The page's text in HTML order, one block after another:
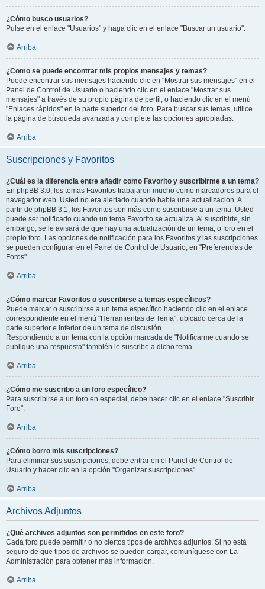
¿Cómo busco usuarios?
Pulse en el enlace "Usuarios" y haga clic en el enlace "Buscar un usuario".
Arriba
¿Como se puede encontrar mis propios mensajes y temas?
Puede encontrar sus mensajes haciendo clic en "Mostrar sus mensajes" en el
Panel de Control de Usuario o haciendo clic en el enlace "Mostrar sus
mensajes" a través de su propio página de perfil, o haciendo clic en el menú
"Enlaces rápidos" en la parte superior del foro. Para buscar sus temas, utilice
la página de búsqueda avanzada y complete las opciones apropiadas.
Arriba
Suscripciones y Favoritos
¿Cuál es la diferencia entre añadir como Favorito y suscribirme a un tema?
En phpBB 3.0, los temas Favoritos trabajaron mucho como marcadores para el
navegador web. Usted no era alertado cuando había una actualización. A
partir de phpBB 3.1, los Favoritos son más como suscribirse a un tema. Usted
puede ser notificado cuando un tema Favorito se actualiza. Al suscribirte, sin
embargo, se le avisará de que hay una actualización de un tema, o foro en el
propio foro. Las opciones de notificación para los Favoritos y las suscripciones
se pueden configurar en el Panel de Control de Usuario, en "Preferencias de
Foros".
Arriba
¿Cómo marcar Favoritos o suscribirse a temas específicos?
Puede marcar o suscribirse a un tema específico haciendo clic en el enlace
correspondiente en el menú "Herramientas de Tema", ubicado cerca de la
parte superior e inferior de un tema de discusión.
Respondiendo a un tema con la opción marcada de "Notificarme cuando se
publique una respuesta" también le suscribe a dicho tema.
Arriba
¿Cómo me suscribo a un foro específico?
Para suscribirse a un foro en especial, debe hacer clic en el enlace "Suscribir
Foro".
Arriba
¿Cómo borro mis suscripciones?
Para eliminar sus suscripciones, debe entrar en el Panel de Control de
Usuario y hacer clic en la opción "Organizar suscripciones".
Arriba
Archivos Adjuntos
¿Qué archivos adjuntos son permitidos en este foro?
Cada foro puede permitir o no ciertos tipos de archivos adjuntos. Si no está
seguro de que tipos de archivos se pueden cargar, comuníquese con La
Administración para obtener más información.
Arriba